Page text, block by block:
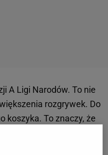
A Ligi Narodów. To nie
rozgrywek. Do
koszyka. To znaczy, że
w Amsterdamie nie